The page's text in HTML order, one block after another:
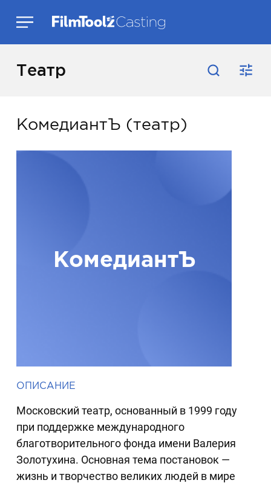
Театр
КомедиантЪ (театр)
КомедиантЪ
ОПИСАНИЕ
Московский театр, основанный в 1999 году
при поддержке международного
благотворительного фонда имени Валерия
Золотухина. Основная тема постановок —
жизнь и творчество великих людей в мире